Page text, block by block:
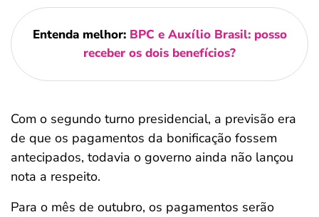
Entenda melhor: BPC e Auxílio Brasil: posso
receber os dois benefícios?
Com o segundo turno presidencial, a previsão era
de que os pagamentos da bonificação fossem
antecipados, todavia o governo ainda não lançou
nota a respeito.
Para o mês de outubro, os pagamentos serão